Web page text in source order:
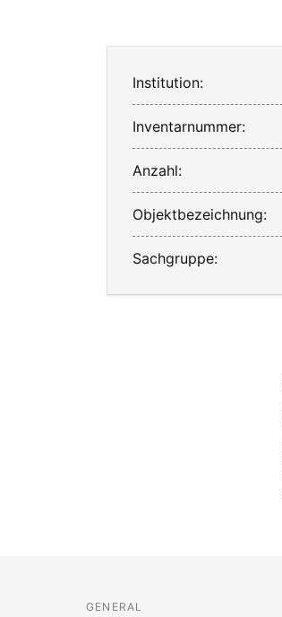
Institution:
Inventarnummer:
Anzahl:
Objektbezeichnung:
Sachgruppe:
GENERAL